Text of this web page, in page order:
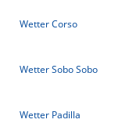
Wetter Corso
Wetter Sobo Sobo
Wetter Padilla